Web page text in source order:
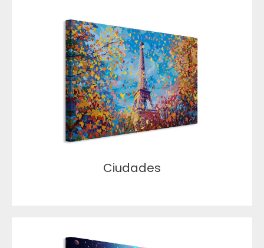
Ciudades